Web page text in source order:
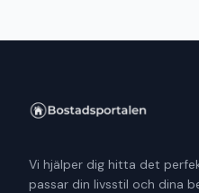
Vi hjälper dig hitta det
passar din livsstil och dina